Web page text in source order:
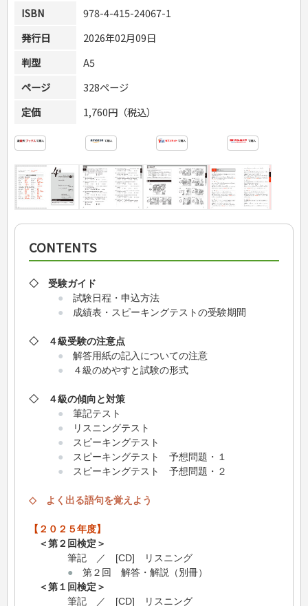
ISBN
978-4-415-24067-1
発行日
2026年02月09日
判型
A5
ページ
328ページ
定価
1,760円（税込）
CONTENTS
◇ 受験ガイド
● 試験日程・申込方法
● 成績表・スピーキングテストの受験期間
◇ ４級受験の注意点
● 解答用紙の記入についての注意
● ４級のめやすと試験の形式
◇ ４級の傾向と対策
● 筆記テスト
● リスニングテスト
● スピーキングテスト
● スピーキングテスト 予想問題・１
● スピーキングテスト 予想問題・２
◇ よく出る語句を覚えよう
【２０２５年度】
＜第２回検定＞
筆記 ／ [CD] リスニング
● 第２回 解答・解説（別冊）
＜第１回検定＞
筆記 ／ [CD] リスニング